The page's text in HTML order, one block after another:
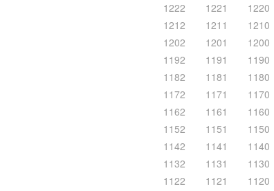
1222
1221 1220
1212
1211 1210
1202
1201 1200
1192
1191 1190
1182
1181 1180
1172
1171 1170
1162
1161 1160
1152
1151 1150
1142
1141 1140
1132
1131 1130
1122
1121 1120